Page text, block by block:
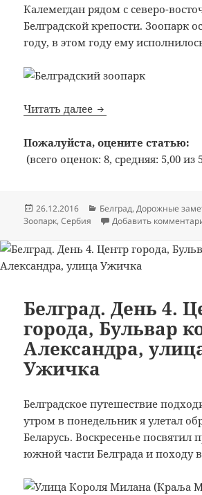
Калемегдан рядом с северо-
Белградской крепости. Зоопарк
году, в этом году ему
Читать далее Белград. День 4.
Пожалуйста, оцените статью:
(всего оценок: 8, средняя: 5,00 из
Опубликовано
26.12.2016 Рубрики
Белград,Дорожные
Зоопарк,Сербия Добавить
Белград. День 4.
города, Бульвар
Александра,
Ужичка
Белградское путешествие
утром в понедельник я улетал
Беларусь. Воскресенье посвятил
южной части Белграда и походу